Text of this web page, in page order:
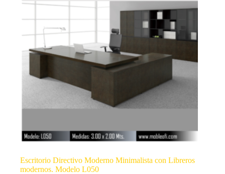
Escritorio Directivo Moderno Minimalista con Libreros
modernos. Modelo L050